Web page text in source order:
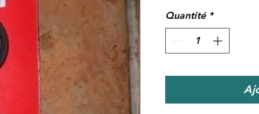
Quantité *